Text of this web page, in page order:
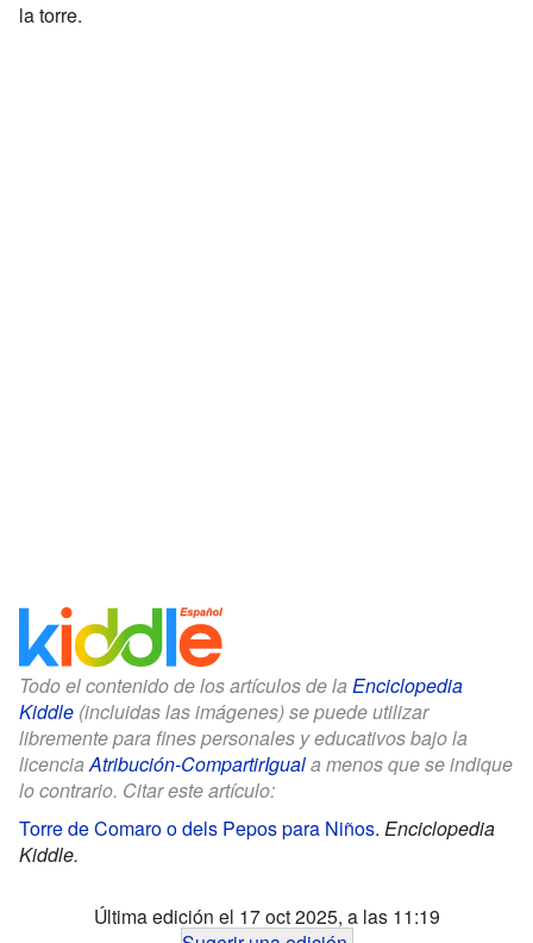
la torre.
Todo el contenido de los artículos de la Enciclopedia
Kiddle (incluidas las imágenes) se puede utilizar
libremente para fines personales y educativos bajo la
licenciaAtribución-CompartirIguala menos que se indique
lo contrario. Citar este artículo:
Torre de Comaro o dels Pepos para Niños. Enciclopedia
Kiddle.
Última edición el 17 oct 2025, a las 11:19